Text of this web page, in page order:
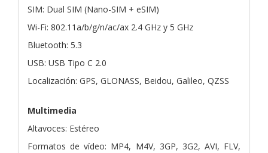
SIM: Dual SIM (Nano-SIM + eSIM)
Wi-Fi: 802.11a/b/g/n/ac/ax 2.4 GHz y 5 GHz
Bluetooth: 5.3
USB: USB Tipo C 2.0
Localización: GPS, GLONASS, Beidou, Galileo, QZSS
Multimedia
Altavoces: Estéreo
Formatos de vídeo: MP4, M4V, 3GP, 3G2, AVI, FLV,